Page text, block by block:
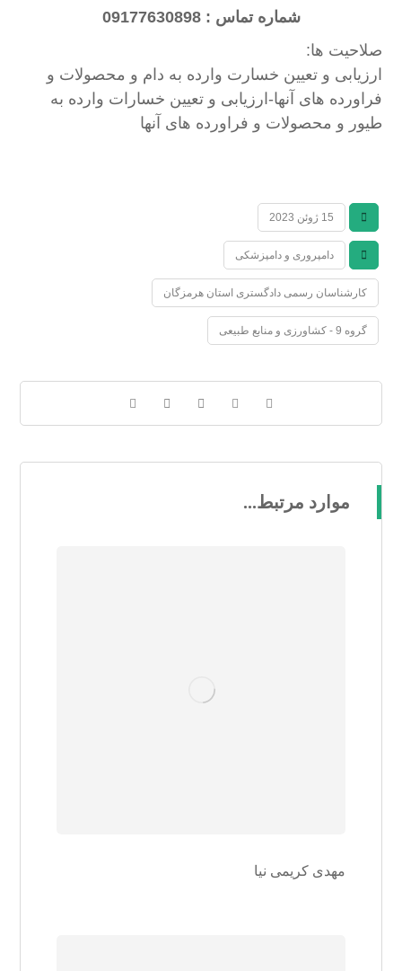
شماره تماس : 09177630898
صلاحیت ها:
ارزیابی و تعیین خسارت وارده به دام و محصولات و
فراورده های آنها-ارزیابی و تعیین خسارات وارده به
طیور و محصولات و فراورده های آنها
15 ژوئن 2023
دامپروری و دامپزشکی
کارشناسان رسمی دادگستری استان هرمزگان
گروه 9 - کشاورزی و منابع طبیعی
موارد مرتبط...
مهدی کریمی نیا